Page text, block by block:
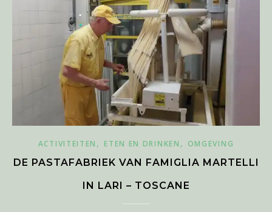
ACTIVITEITEN ,ETEN EN DRINKEN , OMGEVING
DE PASTAFABRIEK VAN FAMIGLIA MARTELLI
IN LARI – TOSCANE